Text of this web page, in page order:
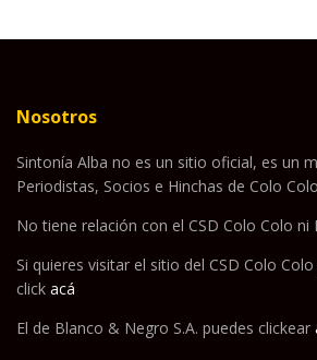
Nosotros
Sintonía Alba no es un sitio oficial, es un
Periodistas, Socios e Hinchas de Colo
No tiene relación con el CSD Colo Colo ni
Si quieres visitar el sitio del CSD Colo
click acá
El de Blanco & Negro S.A. puedes clickear